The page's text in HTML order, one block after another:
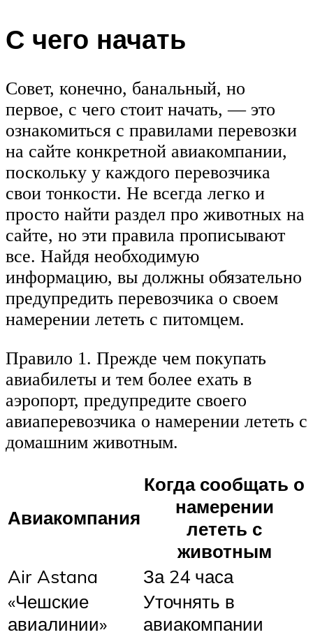
С чего начать
Совет, конечно, банальный, но
первое, с чего стоит начать, — это
ознакомиться с правилами перевозки
на сайте конкретной авиакомпании,
поскольку у каждого перевозчика
свои тонкости. Не всегда легко и
просто найти раздел про животных на
сайте, но эти правила прописывают
все. Найдя необходимую
информацию, вы должны обязательно
предупредить перевозчика о своем
намерении лететь с питомцем.
Правило 1. Прежде чем покупать
авиабилеты и тем более ехать в
аэропорт, предупредите своего
авиаперевозчика о намерении лететь с
домашним животным.
Авиакомпания
Когда сообщать о
намерении
лететь с
животным
Air Astana
За 24 часа
«Чешские
авиалинии»
Уточнять в
авиакомпании